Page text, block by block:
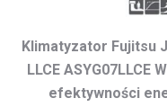
Klimatyzator Fujitsu
LLCE ASYG07LLCE
efektywności